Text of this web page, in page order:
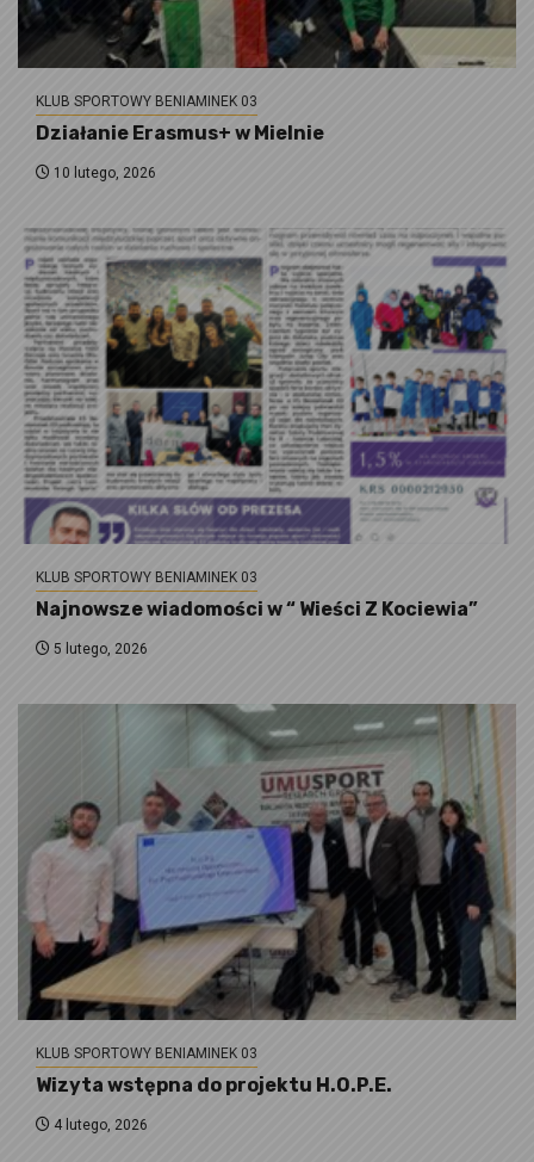
KLUB SPORTOWY BENIAMINEK 03
Działanie Erasmus+ w Mielnie
10 lutego, 2026
KLUB SPORTOWY BENIAMINEK 03
Najnowsze wiadomości w “ Wieści Z Kociewia”
5 lutego, 2026
KLUB SPORTOWY BENIAMINEK 03
Wizyta wstępna do projektu H.O.P.E.
4 lutego, 2026